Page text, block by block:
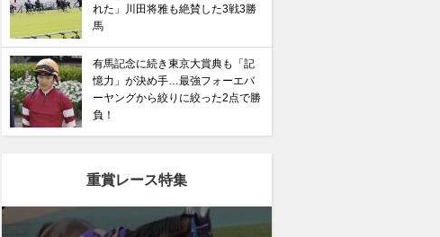
れた」川田将雅も絶賛した3戦3勝
馬
有馬記念に続き東京大賞典も「記
憶力」が決め手…最強フォーエバ
ーヤングから絞りに絞った2点で勝
負！
重賞レース特集